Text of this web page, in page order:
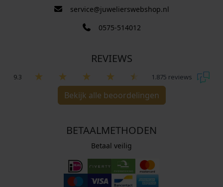
service@juwelierswebshop.nl
0575-514012
REVIEWS
9.3 1.875 reviews
Bekijk alle beoordelingen
BETAALMETHODEN
Betaal veilig